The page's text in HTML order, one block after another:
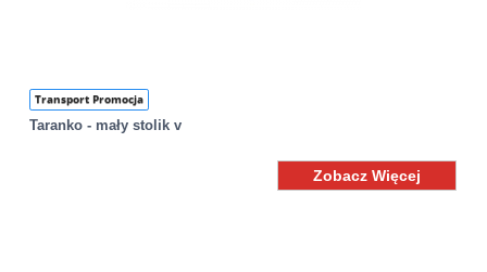
Transport Promocja
Taranko - mały stolik v
Zobacz Więcej